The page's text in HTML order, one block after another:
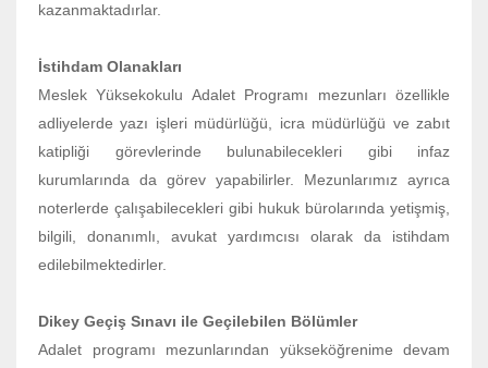
kazanmaktadırlar.
İstihdam Olanakları
Meslek Yüksekokulu Adalet Programı mezunları özellikle
adliyelerde yazı işleri müdürlüğü, icra müdürlüğü ve zabıt
katipliği görevlerinde bulunabilecekleri gibi infaz
kurumlarında da görev yapabilirler. Mezunlarımız ayrıca
noterlerde çalışabilecekleri gibi hukuk bürolarında yetişmiş,
bilgili, donanımlı, avukat yardımcısı olarak da istihdam
edilebilmektedirler.
Dikey Geçiş Sınavı ile Geçilebilen Bölümler
Adalet programı mezunlarından yükseköğrenime devam